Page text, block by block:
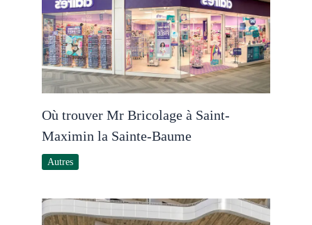
Où trouver Mr Bricolage à Saint-
Maximin la Sainte-Baume
Autres